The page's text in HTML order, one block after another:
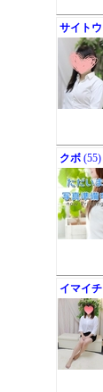
サイトウ
クボ (55)
イマイチ